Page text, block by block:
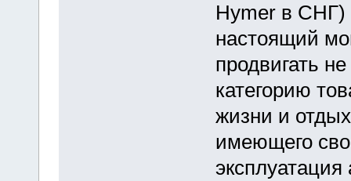
Hymer в СНГ)
настоящий
продвигать
категорию
жизни и
имеющего